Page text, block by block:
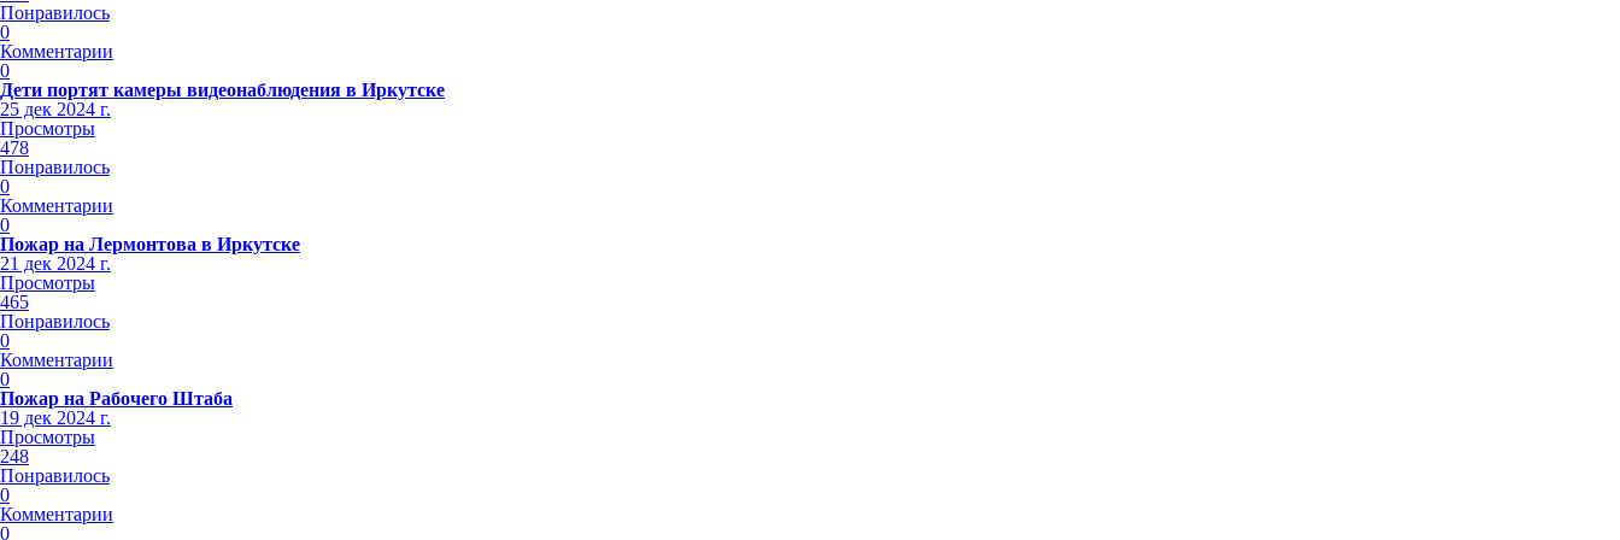
Понравилось
0
Комментарии
0
Дети портят камеры видеонаблюдения в Иркутске
25 дек 2024 г.
Просмотры
478
Понравилось
0
Комментарии
0
Пожар на Лермонтова в Иркутске
21 дек 2024 г.
Просмотры
465
Понравилось
0
Комментарии
0
Пожар на Рабочего Штаба
19 дек 2024 г.
Просмотры
248
Понравилось
0
Комментарии
0